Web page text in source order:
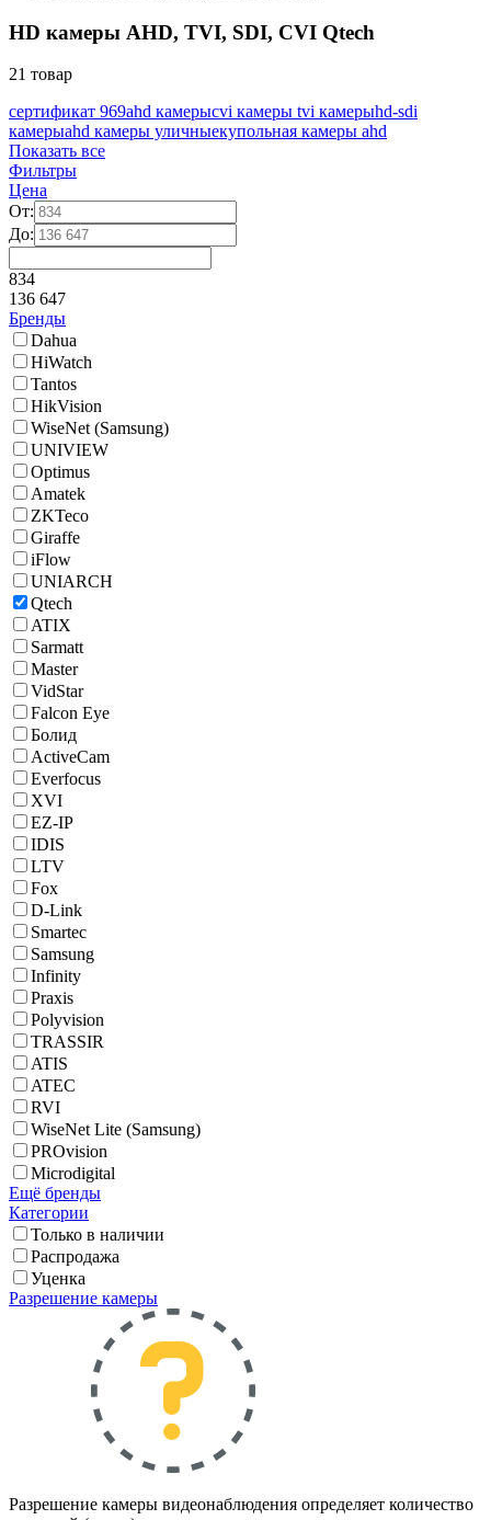
HD камеры AHD, TVI, SDI, CVI Qtech
21 товар
сертификат 969ahd камерыcvi камеры tvi камерыhd-sdi
камерыahd камеры уличныекупольная камеры ahd
Показать все
Фильтры
Цена
От:
До:
834
136 647
Бренды
Dahua
HiWatch
Tantos
HikVision
WiseNet (Samsung)
UNIVIEW
Optimus
Amatek
ZKTeco
Giraffe
iFlow
UNIARCH
Qtech
ATIX
Sarmatt
Master
VidStar
Falcon Eye
Болид
ActiveCam
Everfocus
XVI
EZ-IP
IDIS
LTV
Fox
D-Link
Smartec
Samsung
Infinity
Praxis
Polyvision
TRASSIR
ATIS
ATEC
RVI
WiseNet Lite (Samsung)
PROvision
Microdigital
Ещё бренды
Категории
Только в наличии
Распродажа
Уценка
Разрешение камеры
Разрешение камеры видеонаблюдения определяет количество